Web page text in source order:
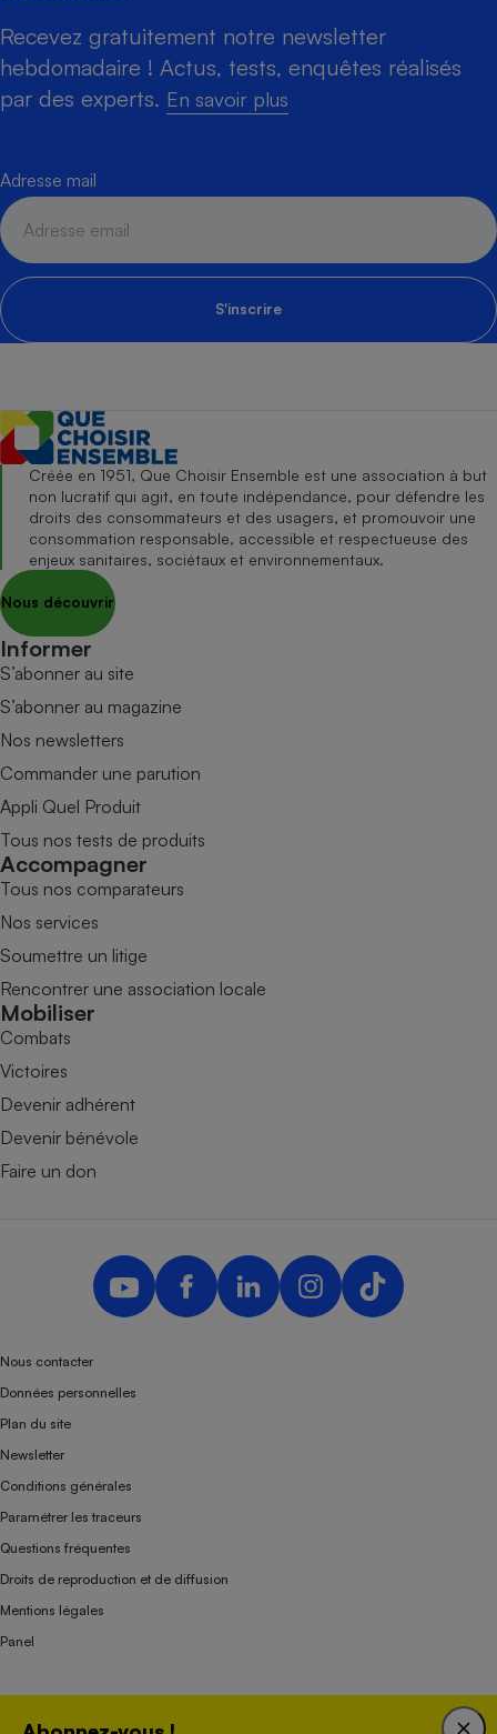
Recevez gratuitement notre newsletter
hebdomadaire ! Actus, tests, enquêtes réalisés
par des experts. En savoir plus
Adresse mail
S'inscrire
Créée en 1951, Que Choisir Ensemble est une association à but
non lucratif qui agit, en toute indépendance, pour défendre les
droits des consommateurs et des usagers, et promouvoir une
consommation responsable, accessible et respectueuse des
enjeux sanitaires, sociétaux et environnementaux.
Nous découvrir
Informer
S’abonner au site
S’abonner au magazine
Nos newsletters
Commander une parution
Appli Quel Produit
Tous nos tests de produits
Accompagner
Tous nos comparateurs
Nos services
Soumettre un litige
Rencontrer une association locale
Mobiliser
Combats
Victoires
Devenir adhérent
Devenir bénévole
Faire un don
Nous contacter
Données personnelles
Plan du site
Newsletter
Conditions générales
Paramétrer les traceurs
Questions fréquentes
Droits de reproduction et de diffusion
Mentions légales
Panel
Association indépendante de l’État, des syndicats, des producteurs et des
distributeurs depuis 1951.